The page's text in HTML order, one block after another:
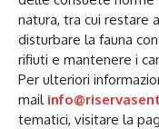
natura, tra cui restare
disturbare la fauna
rifiuti e mantenere i
Per ulteriori
mail
tematici, visitare la